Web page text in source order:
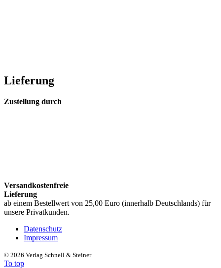
Lieferung
Zustellung durch
Versandkostenfreie
Lieferung
ab einem Bestellwert von 25,00 Euro (innerhalb Deutschlands) für
unsere Privatkunden.
Datenschutz
Impressum
© 2026 Verlag Schnell & Steiner
To top